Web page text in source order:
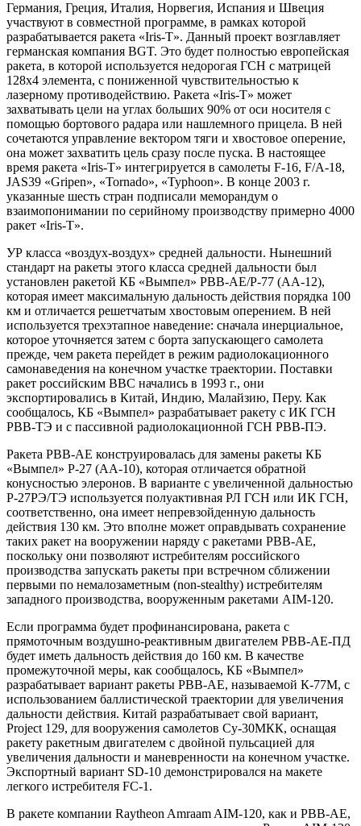
Германия, Греция, Италия, Норвегия, Испания и Швеция
участвуют в совместной программе, в рамках которой
разрабатывается ракета «Iris-T». Данный проект возглавляет
германская компания BGT. Это будет полностью европейская
ракета, в которой используется недорогая ГСН с матрицей
128x4 элемента, с пониженной чувствительностью к
лазерному противодействию. Ракета «Iris-T» может
захватывать цели на углах больших 90% от оси носителя с
помощью бортового радара или нашлемного прицела. В ней
сочетаются управление вектором тяги и хвостовое оперение,
она может захватить цель сразу после пуска. В настоящее
время ракета «Iris-Т» интегрируется в самолеты F-16, F/A-18,
JAS39 «Gripen», «Tornado», «Typhoon». В конце 2003 г.
указанные шесть стран подписали меморандум о
взаимопонимании по серийному производству примерно 4000
ракет «Iris-T».
УР класса «воздух-воздух» средней дальности. Нынешний
стандарт на ракеты этого класса средней дальности был
установлен ракетой КБ «Вымпел» РВВ-АЕ/Р-77 (АА-12),
которая имеет максимальную дальность действия порядка 100
км и отличается решетчатым хвостовым оперением. В ней
используется трехэтапное наведение: сначала инерциальное,
которое уточняется затем с борта запускающего самолета
прежде, чем ракета перейдет в режим радиолокационного
самонаведения на конечном участке траектории. Поставки
ракет российским ВВС начались в 1993 г., они
экспортировались в Китай, Индию, Малайзию, Перу. Как
сообщалось, КБ «Вымпел» разрабатывает ракету с ИК ГСН
РВВ-ТЭ и с пассивной радиолокационной ГСН РВВ-ПЭ.
Ракета РВВ-АЕ конструировалась для замены ракеты КБ
«Вымпел» Р-27 (АА-10), которая отличается обратной
конусностью элеронов. В варианте с увеличенной дальностью
Р-27РЭ/ТЭ используется полуактивная РЛ ГСН или ИК ГСН,
соответственно, она имеет непревзойденную дальность
действия 130 км. Это вполне может оправдывать сохранение
таких ракет на вооружении наряду с ракетами РВВ-АЕ,
поскольку они позволяют истребителям российского
производства запускать ракеты при встречном сближении
первыми по немалозаметным (non-stealthy) истребителям
западного производства, вооруженным ракетами AIM-120.
Если программа будет профинансирована, ракета с
прямоточным воздушно-реактивным двигателем РВВ-АЕ-ПД
будет иметь дальность действия до 160 км. В качестве
промежуточной меры, как сообщалось, КБ «Вымпел»
разрабатывает вариант ракеты РВВ-АЕ, называемой К-77М, с
использованием баллистической траектории для увеличения
дальности действия. Китай разрабатывает свой вариант,
Project 129, для вооружения самолетов Су-30МКК, оснащая
ракету ракетным двигателем с двойной пульсацией для
увеличения дальности и маневренности на конечном участке.
Экспортный вариант SD-10 демонстрировался на макете
легкого истребителя FC-1.
В ракете компании Raytheon Amraam AIM-120, как и РВВ-АЕ,